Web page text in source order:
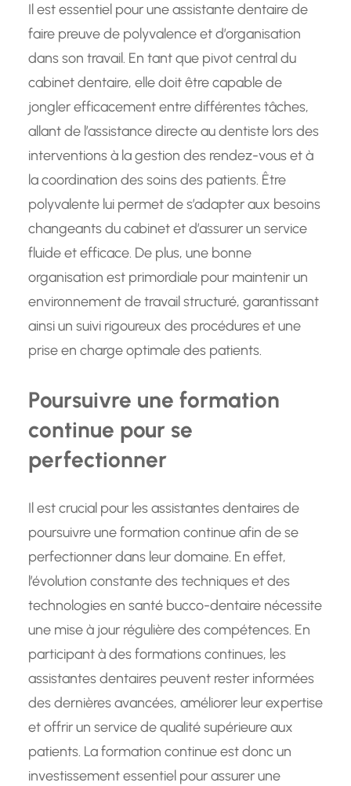
Il est essentiel pour une assistante dentaire de
faire preuve de polyvalence et d’organisation
dans son travail. En tant que pivot central du
cabinet dentaire, elle doit être capable de
jongler efficacement entre différentes tâches,
allant de l’assistance directe au dentiste lors des
interventions à la gestion des rendez-vous et à
la coordination des soins des patients. Être
polyvalente lui permet de s’adapter aux besoins
changeants du cabinet et d’assurer un service
fluide et efficace. De plus, une bonne
organisation est primordiale pour maintenir un
environnement de travail structuré, garantissant
ainsi un suivi rigoureux des procédures et une
prise en charge optimale des patients.
Poursuivre une formation
continue pour se
perfectionner
Il est crucial pour les assistantes dentaires de
poursuivre une formation continue afin de se
perfectionner dans leur domaine. En effet,
l’évolution constante des techniques et des
technologies en santé bucco-dentaire nécessite
une mise à jour régulière des compétences. En
participant à des formations continues, les
assistantes dentaires peuvent rester informées
des dernières avancées, améliorer leur expertise
et offrir un service de qualité supérieure aux
patients. La formation continue est donc un
investissement essentiel pour assurer une